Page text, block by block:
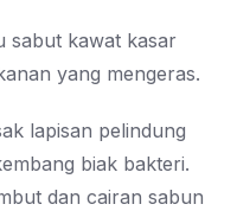
sabut kawat kasar
yang mengeras.
lapisan pelindung
biak bakteri.
dan cairan sabun